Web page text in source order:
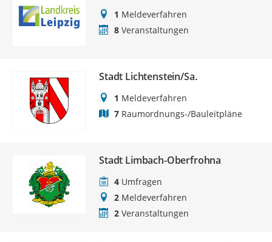
1 Meldeverfahren
8 Veranstaltungen
Stadt Lichtenstein/Sa.
1 Meldeverfahren
7 Raumordnungs-/Bauleitpläne
Stadt Limbach-Oberfrohna
4 Umfragen
2 Meldeverfahren
2 Veranstaltungen